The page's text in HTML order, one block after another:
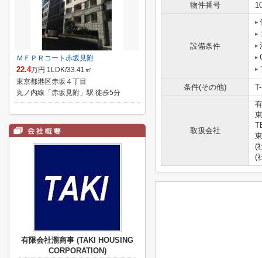
物件番号
設備条件
条件(その他)
取扱会社
(
(
ＭＦＰＲコート赤坂見附
22.4万円 1LDK/33.41㎡
東京都港区赤坂４丁目
丸ノ内線「赤坂見附」駅 徒歩5分
有限会社瀧商事 (TAKI HOUSING
CORPORATION)